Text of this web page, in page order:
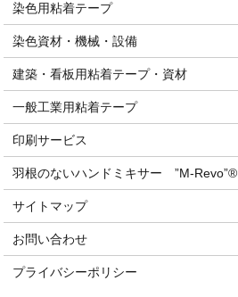
染色用粘着テープ
染色資材・機械・設備
建築・看板用粘着テープ・資材
一般工業用粘着テープ
印刷サービス
羽根のないハンドミキサー ”M-Revo”®
サイトマップ
お問い合わせ
プライバシーポリシー